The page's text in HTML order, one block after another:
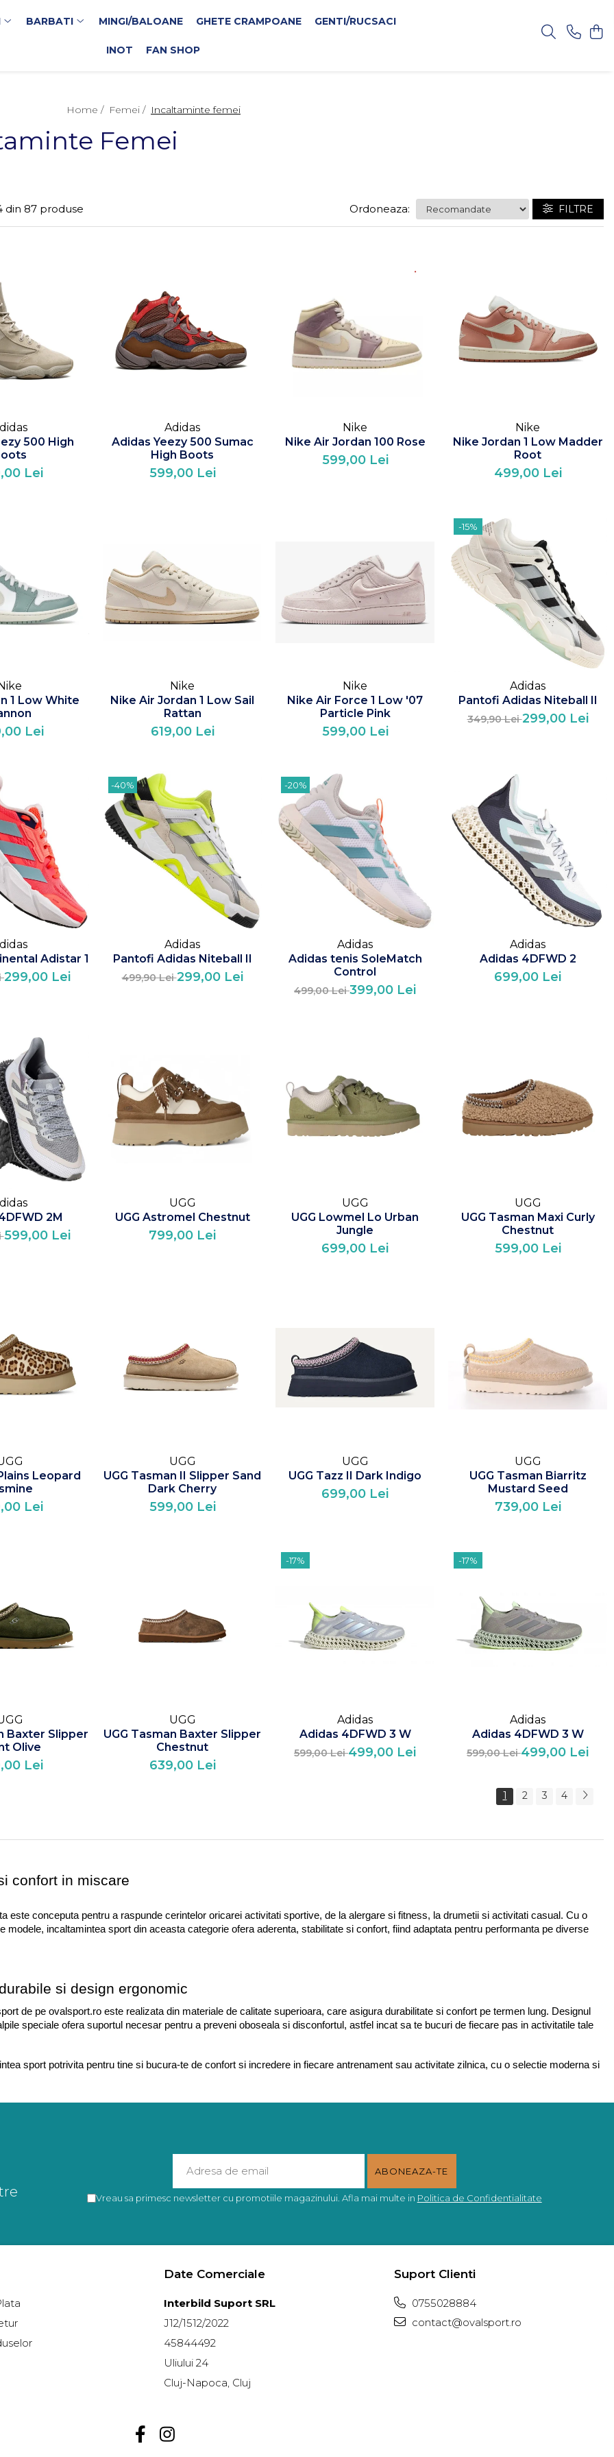
BARBATI MINGI/BALOANE GHETE CRAMPOANE GENTI/RUCSACI
INOT FAN SHOP
Home / Femei / Incaltaminte femei
Femei
din 87 produse FILTRE
Ordoneaza:
500 High
Lei
Adidas
Adidas Yeezy 500 Sumac
High Boots
599,00 Lei
Nike
Nike Air Jordan 100 Rose
599,00 Lei
Nike
Nike Jordan 1 Low Madder
Root
499,00 Lei
1 Low White
Lei
Nike
Nike Air Jordan 1 Low Sail
Rattan
619,00 Lei
Nike
Nike Air Force 1 Low '07
Particle Pink
599,00 Lei
-15%
Adidas
Pantofi Adidas Niteball II
349,90 Lei299,00 Lei
Adistar 1
299,00 Lei
-40%
Adidas
Pantofi Adidas Niteball II
499,90 Lei299,00 Lei
-20%
Adidas
Adidas tenis SoleMatch
Control
499,00 Lei399,00 Lei
Adidas
Adidas 4DFWD 2
699,00 Lei
2M
599,00 Lei
UGG
UGG Astromel Chestnut
799,00 Lei
UGG
UGG Lowmel Lo Urban
Jungle
699,00 Lei
UGG
UGG Tasman Maxi Curly
Chestnut
599,00 Lei
Leopard
Lei
UGG
UGG Tasman II Slipper Sand
Dark Cherry
599,00 Lei
UGG
UGG Tazz II Dark Indigo
699,00 Lei
UGG
UGG Tasman Biarritz
Mustard Seed
739,00 Lei
Baxter Slipper
Olive
Lei
UGG
UGG Tasman Baxter Slipper
Chestnut
639,00 Lei
-17%
Adidas
Adidas 4DFWD 3 W
599,00 Lei499,00 Lei
-17%
Adidas
Adidas 4DFWD 3 W
599,00 Lei499,00 Lei
1 2 3 4
confort in miscare
este conceputa pentru a raspunde cerintelor oricarei activitati sportive, de la alergare si fitness, la drumetii si activitati casual. Cu o
modele, incaltamintea sport din aceasta categorie ofera aderenta, stabilitate si confort, fiind adaptata pentru performanta pe diverse
si design ergonomic
de pe ovalsport.ro este realizata din materiale de calitate superioara, care asigura durabilitate si confort pe termen lung. Designul
speciale ofera suportul necesar pentru a preveni oboseala si disconfortul, astfel incat sa te bucuri de fiecare pas in activitatile tale
sport potrivita pentru tine si bucura-te de confort si incredere in fiecare antrenament sau activitate zilnica, cu o selectie moderna si
Vreau sa primesc newsletter cu promotiile magazinului. Afla mai multe in Politica de Confidentialitate
Date Comerciale
Interbild Suport SRL
J12/1512/2022
45844492
Uliului 24
Cluj-Napoca, Cluj
Suport Clienti
0755028884
contact@ovalsport.ro